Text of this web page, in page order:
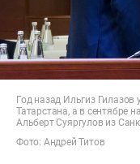
Год назад Ильгиз Гилазов
Татарстана, а в сентябре
Альберт Суяргулов из
Фото: Андрей Титов